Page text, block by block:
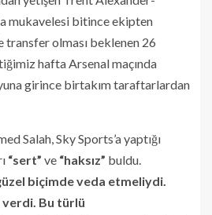
mukavelesi bitince ekipten
transfer olması beklenen 26
hafta Arsenal maçında
girince birtakım taraftarlardan
Salah, Sky Sports’a yaptığı
“sert” ve “haksız” buldu.
biçimde veda etmeliydi.
verdi. Bu türlü